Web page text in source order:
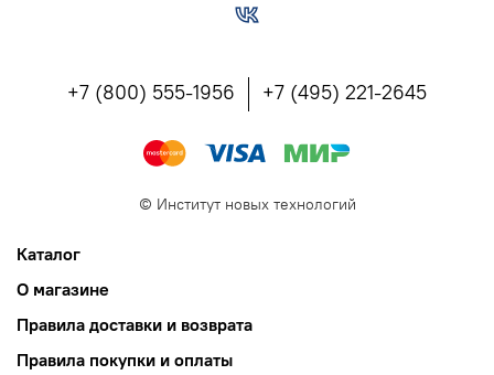
+7 (800) 555-1956 +7 (495) 221-2645
© Институт новых технологий
Каталог
О магазине
Правила доставки и возврата
Правила покупки и оплаты